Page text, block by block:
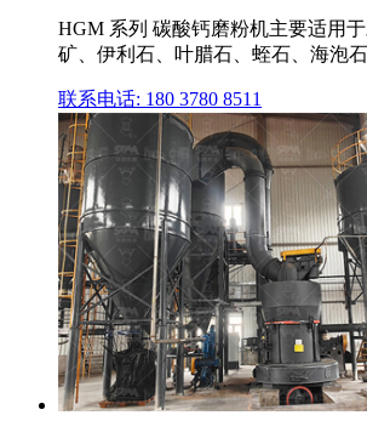
HGM 系列 碳酸钙磨粉机主要适用
矿、伊利石、叶腊石、蛭石、海泡
联系电话: 180 3780 8511